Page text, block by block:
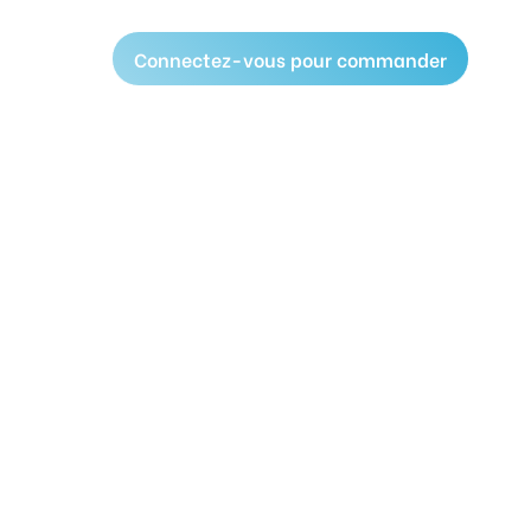
Connectez-vous pour commander